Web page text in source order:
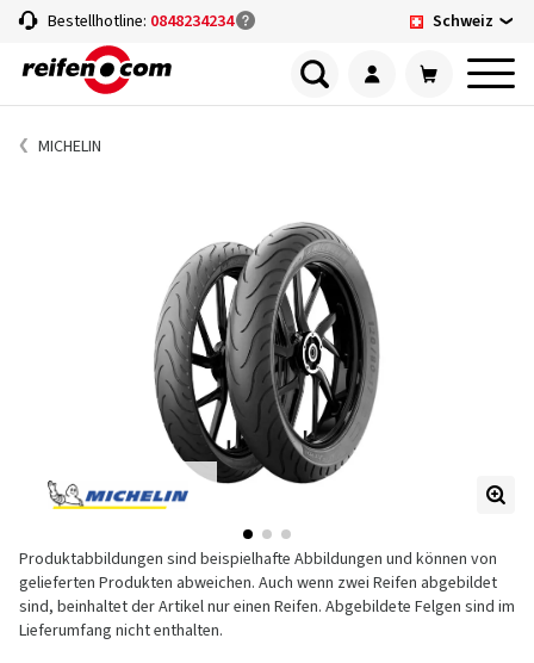
Bestellhotline: 0848234234 Schweiz
MICHELIN
Produktabbildungen sind beispielhafte Abbildungen und können von
gelieferten Produkten abweichen. Auch wenn zwei Reifen abgebildet
sind, beinhaltet der Artikel nur einen Reifen. Abgebildete Felgen sind im
Lieferumfang nicht enthalten.